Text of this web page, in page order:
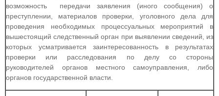
возможность передачи заявления (иного сообщения) о
преступлении, материалов проверки, уголовного дела для
проведения необходимых процессуальных мероприятий в
вышестоящий следственный орган при выявлении сведений, из
которых усматривается заинтересованность в результатах
проверки или расследования по делу со стороны
руководителей органов местного самоуправления, либо
органов государственной власти.